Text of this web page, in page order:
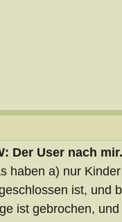
Der User nach
haben a) nur
ist, und
ist gebrochen,